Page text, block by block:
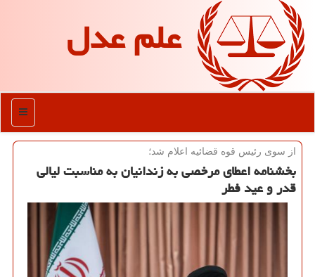
علم عدل
منو
از سوی رئیس قوه قضائیه اعلام شد؛
بخشنامه اعطای مرخصی به زندانیان به مناسبت لیالی
قدر و عید فطر